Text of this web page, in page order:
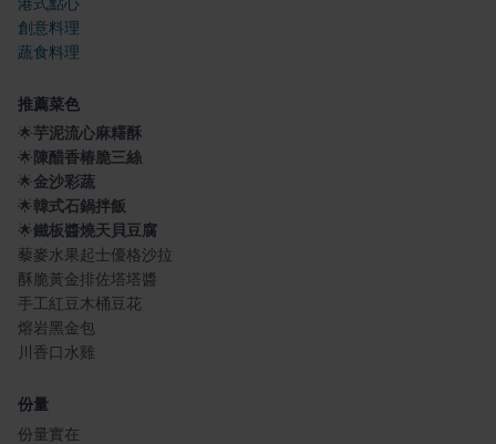
創意料理
蔬食料理
推薦菜色
🌟芋泥流心麻糬酥
🌟陳醋香椿脆三絲
🌟金沙彩蔬
🌟韓式石鍋拌飯
🌟鐵板醬燒天貝豆腐
藜麥水果起士優格沙拉
酥脆黃金排佐塔塔醬
手工紅豆木桶豆花
熔岩黑金包
川香口水雞
份量
份量實在